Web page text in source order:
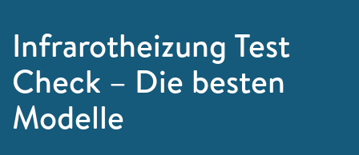
Infrarotheizung Test
Check – Die besten
Modelle